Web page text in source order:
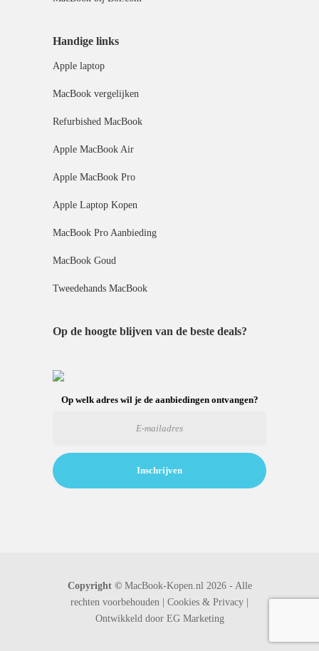
Handige links
Apple laptop
MacBook vergelijken
Refurbished MacBook
Apple MacBook Air
Apple MacBook Pro
Apple Laptop Kopen
MacBook Pro Aanbieding
MacBook Goud
Tweedehands MacBook
Op de hoogte blijven van de beste deals?
Op welk adres wil je de aanbiedingen ontvangen?
Copyright ©MacBook-Kopen.nl 2026 - Alle
rechten voorbehouden | Cookies & Privacy |
Ontwikkeld door EG Marketing